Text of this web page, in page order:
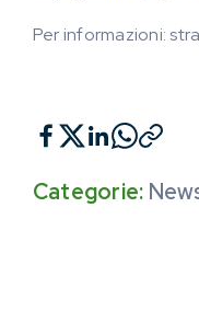
Per informazioni:
Categorie: